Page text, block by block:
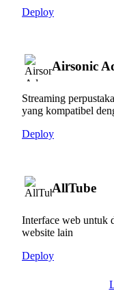
Deploy
Airsonic
Streaming
yang kompatibel
Deploy
AllTube
Interface web untuk
website lain
Deploy